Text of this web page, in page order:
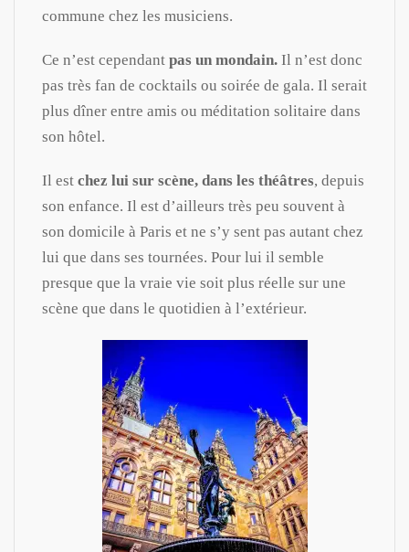
commune chez les musiciens.
Ce n’est cependant pas un mondain. Il n’est donc
pas très fan de cocktails ou soirée de gala. Il serait
plus dîner entre amis ou méditation solitaire dans
son hôtel.
Il est chez lui sur scène, dans les théâtres, depuis
son enfance. Il est d’ailleurs très peu souvent à
son domicile à Paris et ne s’y sent pas autant chez
lui que dans ses tournées. Pour lui il semble
presque que la vraie vie soit plus réelle sur une
scène que dans le quotidien à l’extérieur.